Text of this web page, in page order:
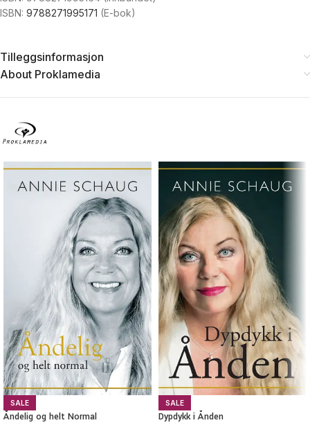
ISBN: 9788271995171 (E-bok)
Tilleggsinformasjon
About Proklamedia
SALE
Åndelig og helt Normal
SALE
Dypdykk i Ånden